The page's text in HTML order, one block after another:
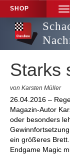
SHOP
Starks
von Karsten Müller
26.04.2016 –
Magazin-Autor
oder besonders
ein größeres
Endgame Magic